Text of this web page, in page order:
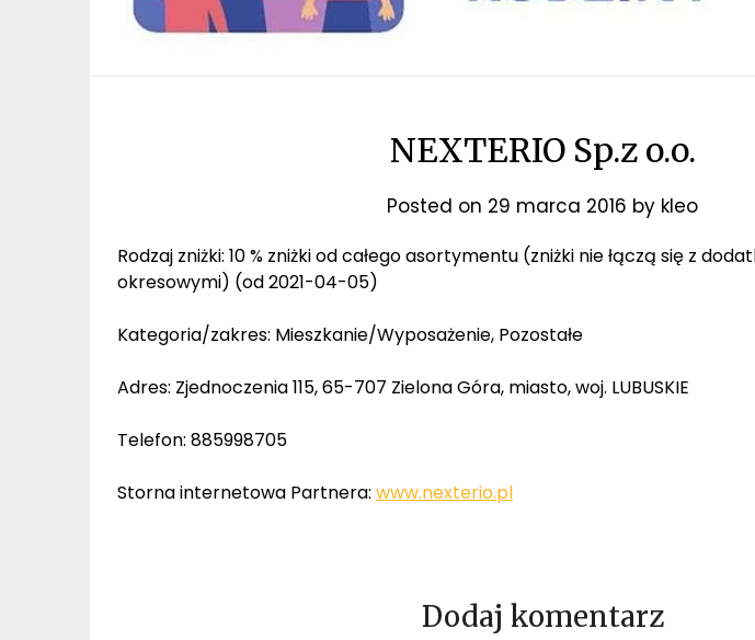
NEXTERIO Sp.z o.o.
Posted on 29 marca 2016 by kleo
Rodzaj zniżki: 10 % zniżki od całego asortymentu (zniżki nie łączą się z
okresowymi) (od 2021-04-05)
Kategoria/zakres: Mieszkanie/Wyposażenie, Pozostałe
Adres: Zjednoczenia 115, 65-707 Zielona Góra, miasto, woj. LUBUSKIE
Telefon: 885998705
Storna internetowa Partnera: www.nexterio.pl
Dodaj komentarz